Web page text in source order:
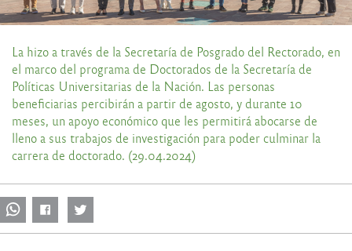
La hizo a través de la Secretaría de Posgrado del Rectorado, en
el marco del programa de Doctorados de la Secretaría de
Políticas Universitarias de la Nación. Las personas
beneficiarias percibirán a partir de agosto, y durante 10
meses, un apoyo económico que les permitirá abocarse de
lleno a sus trabajos de investigación para poder culminar la
carrera de doctorado. (29.04.2024)